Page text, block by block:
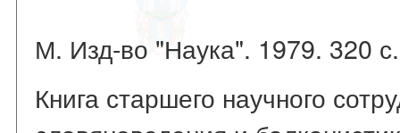
М. Изд-во "Наука". 1979. 320 с.
Книга старшего научного